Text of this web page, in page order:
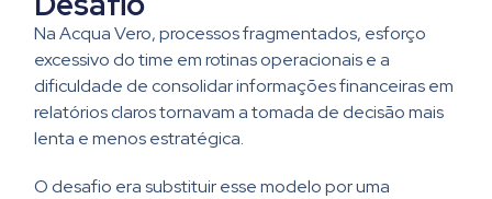
Na Acqua Vero, processos fragmentados, esforço
excessivo do time em rotinas operacionais e a
dificuldade de consolidar informações financeiras em
relatórios claros tornavam a tomada de decisão mais
lenta e menos estratégica.
O desafio era substituir esse modelo por uma